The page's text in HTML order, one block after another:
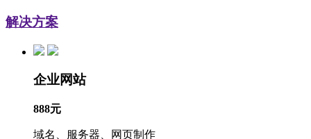
解决方案
企业网站
888元
域名、服务器、网页制作